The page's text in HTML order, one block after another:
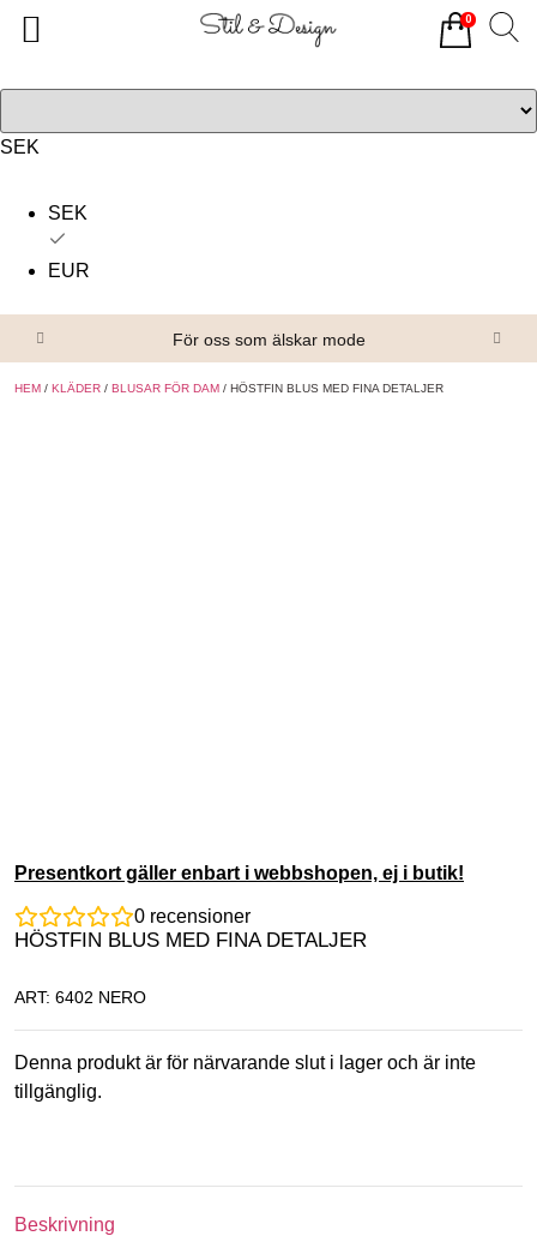
SEK
SEK
EUR
För oss som älskar mode
HEM / KLÄDER / BLUSAR FÖR DAM / HÖSTFIN BLUS MED FINA DETALJER
Presentkort gäller enbart i webbshopen, ej i butik!
0 recensioner
HÖSTFIN BLUS MED FINA DETALJER
ART: 6402 NERO
Denna produkt är för närvarande slut i lager och är inte
tillgänglig.
Beskrivning
0
Alla produkter
Om oss